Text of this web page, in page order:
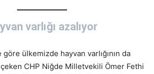
varlığı azalıyor
ülkemizde hayvan varlığının da
çeken CHP Niğde Milletvekili Ömer Fethi